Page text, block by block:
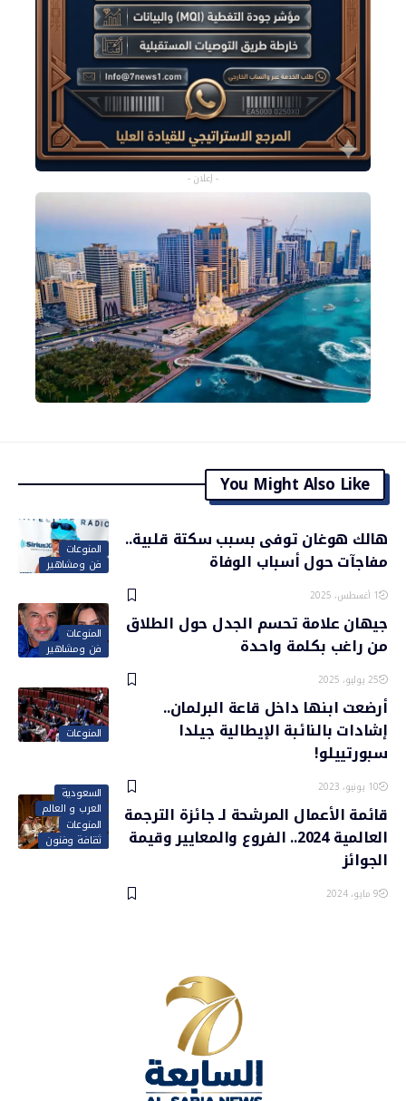
- إعلان -
You Might Also Like
المنوعات
فن ومشاهير
هالك هوغان توفى بسبب سكتة قلبية..
مفاجآت حول أسباب الوفاة
1 أغسطس، 2025
المنوعات
فن ومشاهير
جيهان علامة تحسم الجدل حول الطلاق
من راغب بكلمة واحدة
25 يوليو، 2025
المنوعات
أرضعت ابنها داخل قاعة البرلمان..
إشادات بالنائبة الإيطالية جيلدا
سبورتييلو!
10 يونيو، 2023
السعودية
العرب و العالم
المنوعات
ثقافة وفنون
قائمة الأعمال المرشحة لـ جائزة الترجمة
العالمية 2024.. الفروع والمعايير وقيمة
الجوائز
9 مايو، 2024